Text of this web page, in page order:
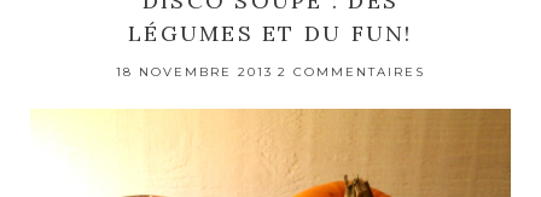
LÉGUMES ET DU FUN!
18 NOVEMBRE 2013 2 COMMENTAIRES